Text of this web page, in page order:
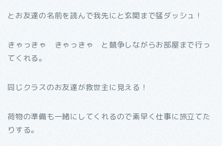
とお友達の名前を読んで我先にと玄関まで猛ダッシュ！
きゃっきゃ きゃっきゃ と競争しながらお部屋まで行っ
てくれる。
同じクラスのお友達が救世主に見える！
荷物の準備も一緒にしてくれるので素早く仕事に旅立てた
りする。